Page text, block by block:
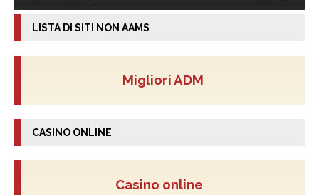
LISTA DI SITI NON AAMS
Migliori ADM
CASINO ONLINE
Casino online